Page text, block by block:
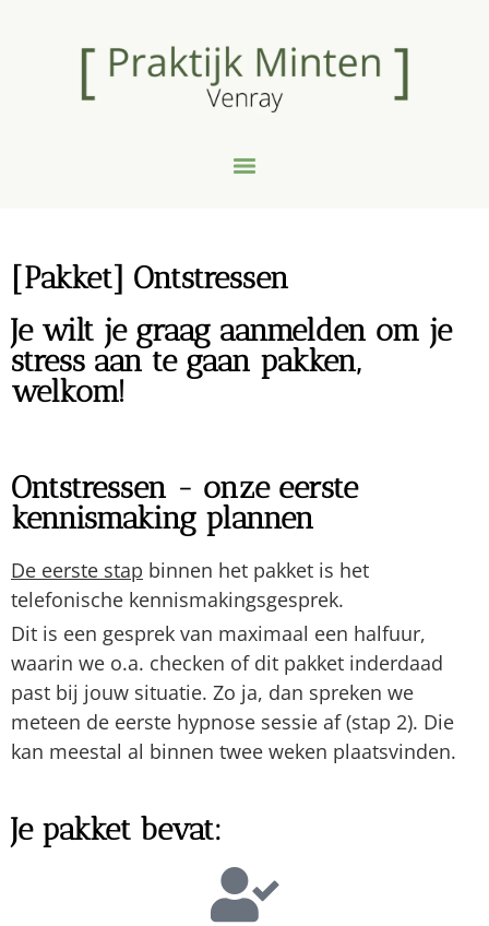
[Pakket] Ontstressen
Je wilt je graag aanmelden om je
stress aan te gaan pakken,
welkom!
Ontstressen - onze eerste
kennismaking plannen
De eerste stap binnen het pakket is het
telefonische kennismakingsgesprek.
Dit is een gesprek van maximaal een halfuur,
waarin we o.a. checken of dit pakket inderdaad
past bij jouw situatie. Zo ja, dan spreken we
meteen de eerste hypnose sessie af (stap 2). Die
kan meestal al binnen twee weken plaatsvinden.
Je pakket bevat: